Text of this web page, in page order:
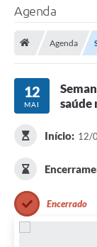
Agenda
Agenda
12
MAI
saúde
Início: 12/
Encerrado